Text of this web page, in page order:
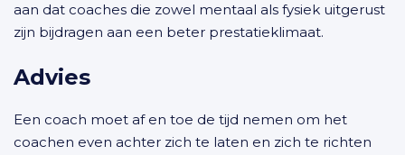
aan dat coaches die zowel mentaal als fysiek uitgerust
zijn bijdragen aan een beter prestatieklimaat.
Advies
Een coach moet af en toe de tijd nemen om het
coachen even achter zich te laten en zich te richten